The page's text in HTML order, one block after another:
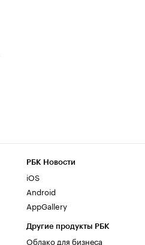
РБК Новости
iOS
Android
AppGallery
Другие продукты РБК
Облако для бизнеса